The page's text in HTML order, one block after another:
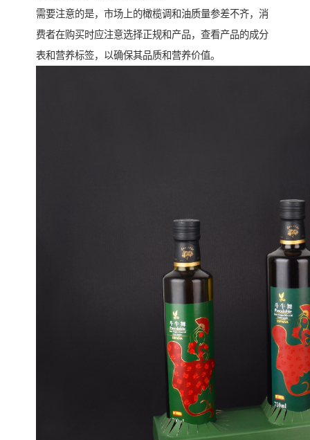
需要注意的是，市场上的橄榄调和油质量参差不齐，消
费者在购买时应注意选择正规和产品，查看产品的成分
表和营养标签，以确保其品质和营养价值。